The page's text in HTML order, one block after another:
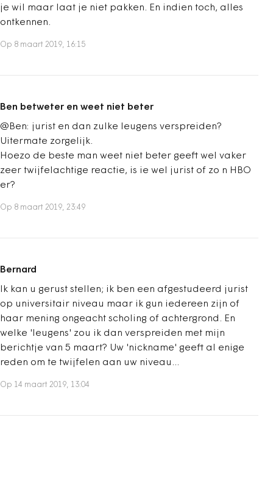
je wil maar laat je niet pakken. En indien toch, alles
ontkennen.
Op 8 maart 2019, 16:15
Ben betweter en weet niet beter
@Ben: jurist en dan zulke leugens verspreiden?
Uitermate zorgelijk.
Hoezo de beste man weet niet beter geeft wel vaker
zeer twijfelachtige reactie, is ie wel jurist of zo n HBO
er?
Op 8 maart 2019, 23:49
Bernard
Ik kan u gerust stellen; ik ben een afgestudeerd jurist
op universitair niveau maar ik gun iedereen zijn of
haar mening ongeacht scholing of achtergrond. En
welke 'leugens' zou ik dan verspreiden met mijn
berichtje van 5 maart? Uw 'nickname' geeft al enige
reden om te twijfelen aan uw niveau...
Op 14 maart 2019, 13:04